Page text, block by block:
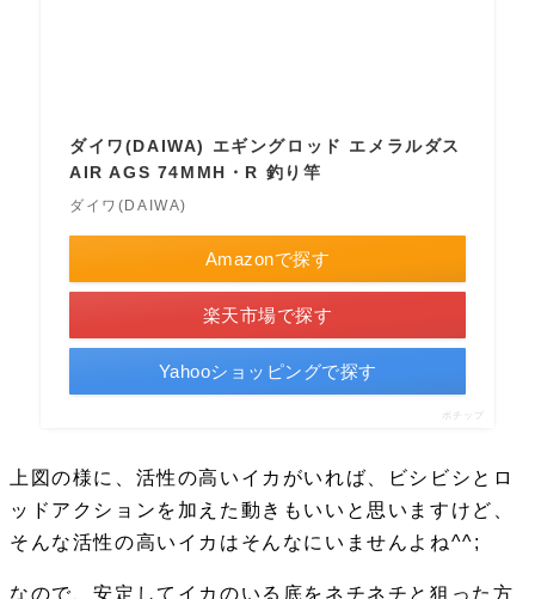
ダイワ(DAIWA) エギングロッド エメラルダス
AIR AGS 74MMH・R 釣り竿
ダイワ(DAIWA)
Amazonで探す
楽天市場で探す
Yahooショッピングで探す
ポチップ
上図の様に、活性の高いイカがいれば、ビシビシとロ
ッドアクションを加えた動きもいいと思いますけど、
そんな活性の高いイカはそんなにいませんよね^^;
なので、安定してイカのいる底をネチネチと狙った方